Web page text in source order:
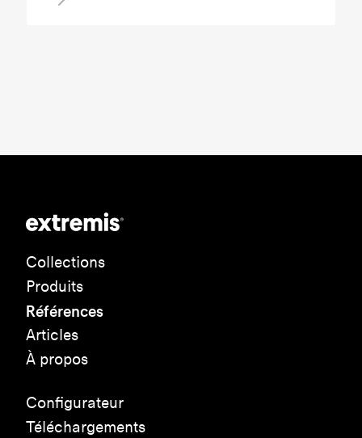
Collections
Produits
Références
Articles
À propos
Configurateur
Téléchargements